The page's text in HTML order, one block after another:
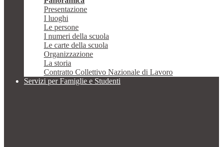
Presentazione
I luoghi
Le persone
I numeri della scuola
Le carte della scuola
Organizzazione
La storia
Contratto Collettivo Nazionale di Lavoro
Servizi per Famiglie e Studenti